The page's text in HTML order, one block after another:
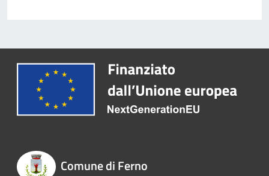
Comune di Ferno